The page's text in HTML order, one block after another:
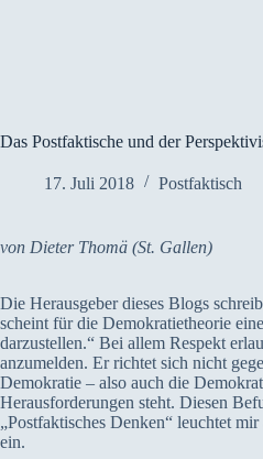
Das Postfaktische und der
17. Juli 2018 Postfaktisch
von Dieter Thomä (St. Gallen)
Die Herausgeber dieses Blogs
scheint für die Demokratietheorie
darzustellen.“ Bei allem Respekt
anzumelden. Er richtet sich nicht
Demokratie – also auch die
Herausforderungen steht. Diesen
„Postfaktisches Denken“ leuchtet
ein.